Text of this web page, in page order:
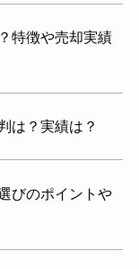
特徴や売却実績
は？実績は？
びのポイントや